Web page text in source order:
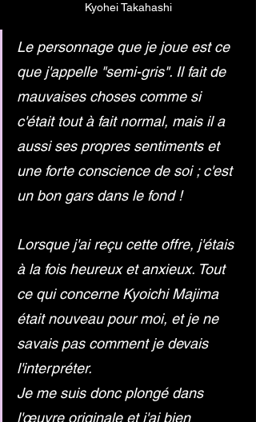
Kyohei Takahashi
Le personnage que je joue est ce
que j'appelle "semi-gris". Il fait de
mauvaises choses comme si
c'était tout à fait normal, mais il a
aussi ses propres sentiments et
une forte conscience de soi ; c'est
un bon gars dans le fond !
Lorsque j'ai reçu cette offre, j'étais
à la fois heureux et anxieux. Tout
ce qui concerne Kyoichi Majima
était nouveau pour moi, et je ne
savais pas comment je devais
l'interpréter.
Je me suis donc plongé dans
l'œuvre originale et j'ai bien